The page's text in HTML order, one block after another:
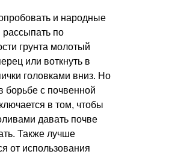
и народные
по
грунта молотый
или воткнуть в
головками вниз. Но
борьбе с почвенной
в том, чтобы
давать почве
Также лучше
от использования